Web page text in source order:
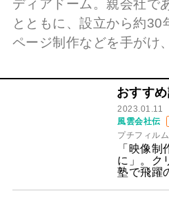
ディアドーム。親会社で
とともに、設立から約30
ページ制作などを手がけ
おすす
2023.01.11
風雲会社伝
プチフィル
「映像
に」。ク
塾で飛躍